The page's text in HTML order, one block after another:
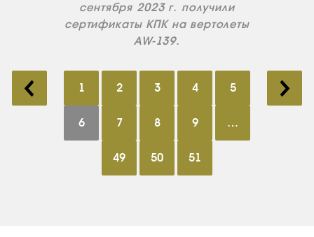
сентября 2023 г. получили
сертификаты КПК на вертолеты
АW-139.
1 2 3 4 5
6 7 8 9 …
49 50 51